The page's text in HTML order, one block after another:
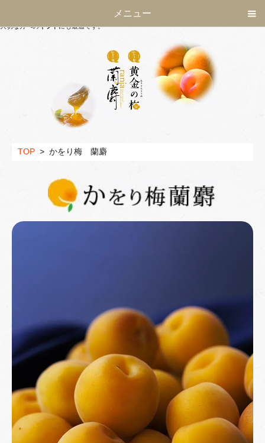
メニュー
大切な方へのギフトにも最適です。
TOP > かをり梅 蘭麝